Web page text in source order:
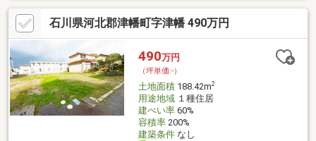
石川県河北郡津幡町字津幡 490万円
490万円
（坪単価:-）
土地面積188.42m2
用途地域１種住居
建ぺい率60%
容積率200%
建築条件なし